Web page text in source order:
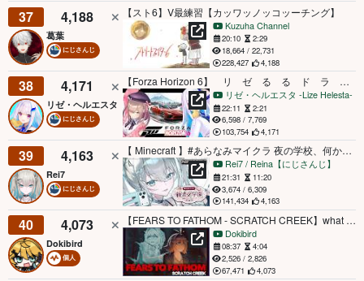
37 4,188
葛葉
にじさんじ
【スト6】V最練習【カッワッノッコッーチング】
Kuzuha Channel
20:10
2:29
18,664 / 22,731
228,427
4,188
38 4,171
リゼ・ヘルエスタ
にじさんじ
【Forza Horizon 6】 リ ゼ る る ド ラ イ ブ 【にじさんじ/リゼ・ヘルエスタ】
リゼ・ヘルエスタ -Lize Helesta-
22:11
2:21
6,598 / 7,769
103,754
4,171
39 4,163
Rei7
にじさんじ
【 Minecraft 】#あらなみマイクラ 夜の学校、何か出る。【 Rei7 / にじさんじ 】
Rei7 / Reina【にじさんじ】
21:31
11:20
3,674 / 6,309
141,434
4,163
40 4,073
Dokibird
個人
【FEARS TO FATHOM - SCRATCH CREEK】what did mint drag me into【Dokibird】
Dokibird
08:37
4:04
2,526 / 2,826
67,471
4,073